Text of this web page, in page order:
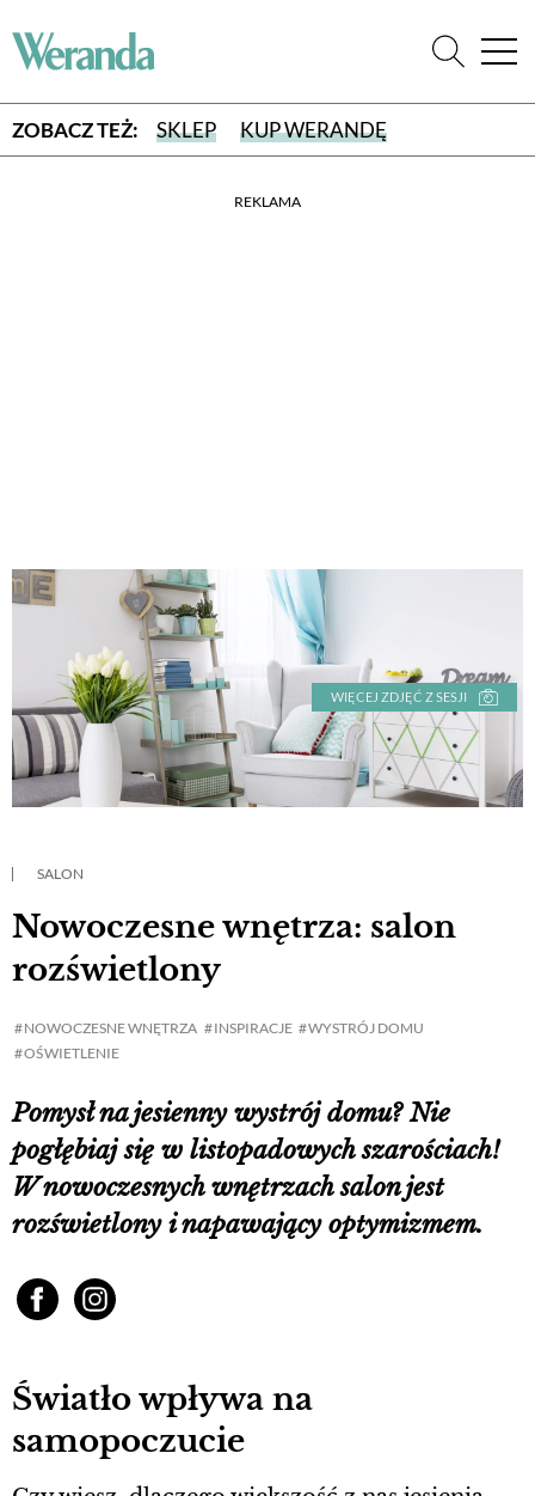
ZOBACZ TEŻ: SKLEP KUP WERANDĘ
REKLAMA
WIĘCEJ ZDJĘĆ Z SESJI
Nowoczesne wnętrza: salon
rozświetlony
SALON
NOWOCZESNE WNĘTRZA INSPIRACJE
WYSTRÓJ DOMU
OŚWIETLENIE
Pomysł na jesienny wystrój domu? Nie
pogłębiaj się w listopadowych szarościach!
W nowoczesnych wnętrzach salon jest
rozświetlony i napawający optymizmem.
Światło wpływa na
samopoczucie